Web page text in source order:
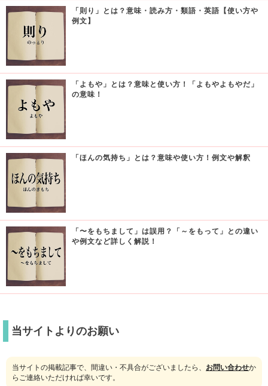
「則り」とは？意味・読み方・類語・英語【使い方や
例文】
「よもや」とは？意味と使い方！「よもやよもやだ」
の意味！
「ほんの気持ち」とは？意味や使い方！例文や解釈
「〜をもちまして」は誤用？「～をもって」との違い
や例文など詳しく解説！
当サイトよりのお願い
当サイトの掲載記事で、間違い・不具合がございましたら、 お問い合わせか
らご連絡いただければ幸いです。